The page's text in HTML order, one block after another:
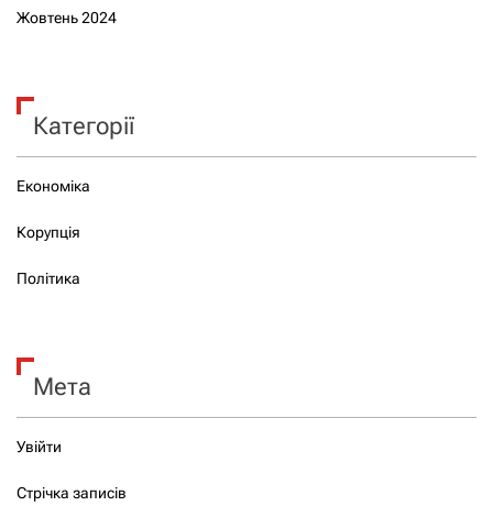
Жовтень 2024
Категорії
Економіка
Корупція
Політика
Мета
Увійти
Стрічка записів